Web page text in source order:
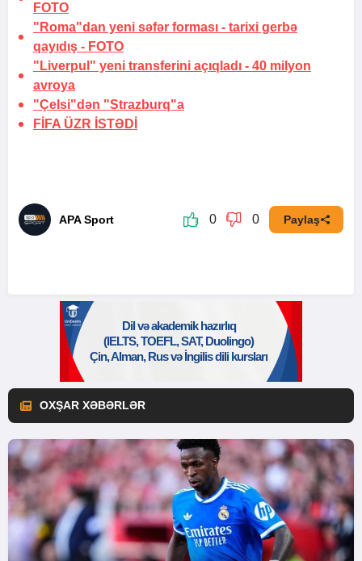
FOTO
"Roma"dan yeni səfər forması - tarixi gerbə
qayıdış - FOTO
"Liverpul" yeni transferini açıqladı - 40 milyon
avroya
"Çelsi"dən "Strazburq"a
FİFA ÜZR İSTƏDİ
APA Sport 0 0 Paylaş
OXŞAR XƏBƏRLƏR